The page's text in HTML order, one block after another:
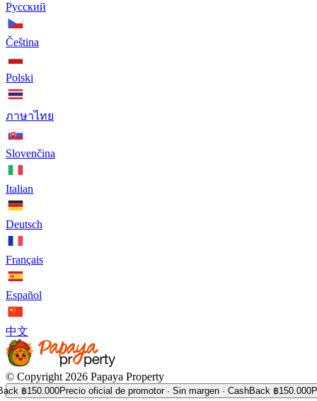
Русский
Čeština
Polski
ภาษาไทย
Slovenčina
Italian
Deutsch
Français
Español
中文
© Copyright 2026 Papaya Property
Precio oficial de promotor · Sin margen · CashBack ฿150.000Precio